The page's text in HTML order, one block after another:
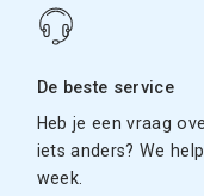
De beste service
Heb je een vraag
iets anders? We
week.